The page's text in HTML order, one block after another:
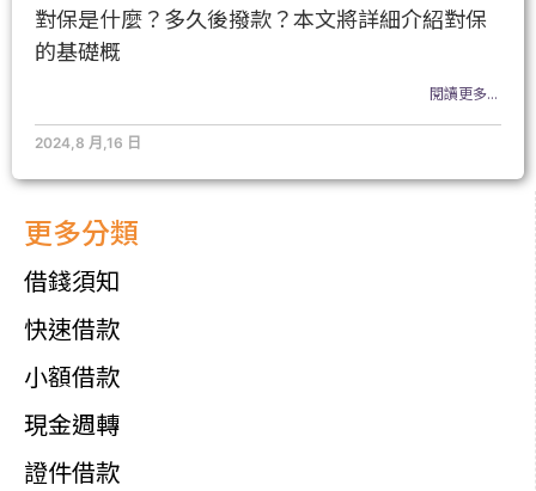
更多分類
借錢須知
快速借款
小額借款
現金週轉
證件借款
對保是什麼？多久後撥款？本文將詳細介紹對保
的基礎概
閱讀更多...
2024,8 月,16 日